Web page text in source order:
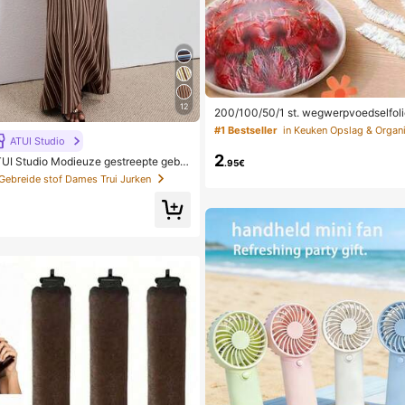
12
ATUI Studio
Studio Modieuze gestreepte gebre
voor dames, zomer
stof Dames Trui Jurken
200/100/50/1 st.
ekophoezen, multifunctionele
wegwerpschoenhoezen, verdikte
udelijke
retchhoezen, dagelijks gebruik
#1 Bestseller in Keuken Opslag &
2.95€